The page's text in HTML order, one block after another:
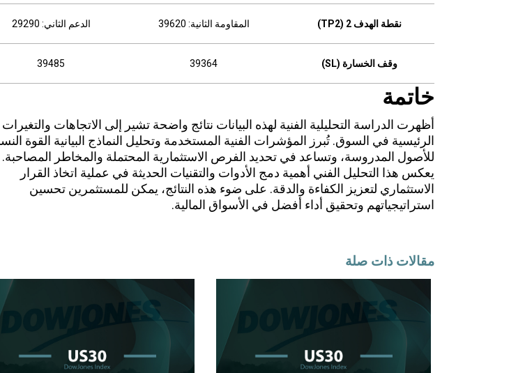
نقطة الهدف 2 (TP2) المقاومة الثانية: 39620 الدعم الثاني: 29290
وقف الخسارة (SL) 39364
39485
خاتمة
أظهرت الدراسة التحليلية الفنية لهذه البيانات نتائج واضحة تشير إلى الاتجاهات والتغيرات
الرئيسية في السوق. تُبرز المؤشرات الفنية المستخدمة وتحليل النماذج البيانية القوة
للأصول المدروسة، وتساعد في تحديد الفرص الاستثمارية المحتملة والمخاطر المصاحبة.
يعكس هذا التحليل الفني أهمية دمج الأدوات والتقنيات الحديثة في عملية اتخاذ القرار
الاستثماري لتعزيز الكفاءة والدقة. على ضوء هذه النتائج، يمكن للمستثمرين تحسين
استراتيجياتهم وتحقيق أداء أفضل في الأسواق المالية.
مقالات ذات صلة